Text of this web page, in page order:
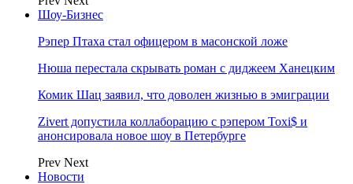
Шоу-Бизнес
Рэпер Птаха стал офицером в масонской ложе
Нюша перестала скрывать роман с диджеем Ханецким
Комик Шац заявил, что доволен жизнью в эмиграции
Zivert допустила коллаборацию с рэпером Toxi$ и
анонсировала новое шоу в Петербурге
Prev Next
Новости